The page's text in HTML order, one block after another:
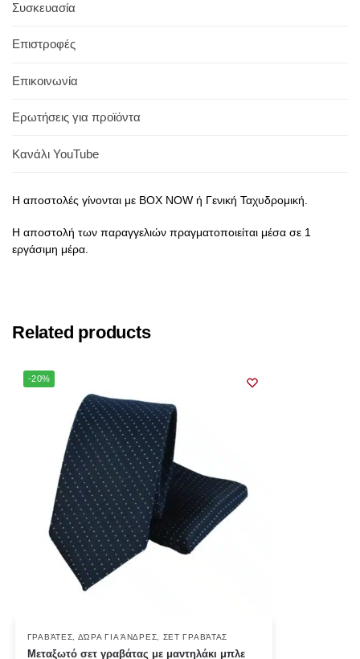
Συσκευασία
Επιστροφές
Επικοινωνία
Ερωτήσεις για προϊόντα
Κανάλι YouTube
Η αποστολές γίνονται με BOX NOW ή Γενική Ταχυδρομική.
Η αποστολή των παραγγελιών πραγματοποιείται μέσα σε 1
εργάσιμη μέρα.
Related products
-20%
ΓΡΑΒΆΤΕΣ ΔΏΡΑ ΓΙΑ ΆΝΔΡΕΣ ΣΕΤ ΓΡΑΒΆΤΑΣ
Μεταξωτό σετ γραβάτας με μαντηλάκι μπλε